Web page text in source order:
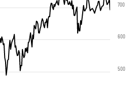
500
600
700